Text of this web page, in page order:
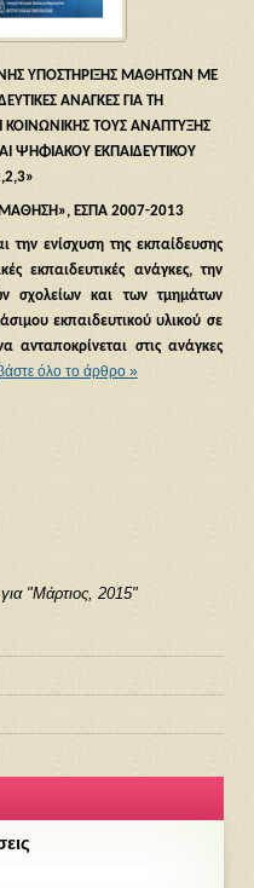
ΥΠΟΣΤΗΡΙΞΗΣ ΜΑΘΗΤΩΝ ΜΕ
ΑΝΑΓΚΕΣ ΓΙΑ ΤΗ
ΚΟΙΝΩΝΙΚΗΣ ΤΟΥΣ ΑΝΑΠΤΥΞΗΣ
ΨΗΦΙΑΚΟΥ ΕΚΠΑΙΔΕΥΤΙΚΟΥ
ΜΑΘΗΣΗ», ΕΣΠΑ 2007-2013
ενίσχυση της εκπαίδευσης
εκπαιδευτικές ανάγκες, την
σχολείων και των τμημάτων
εκπαιδευτικού υλικού σε
στις ανάγκες
όλο το άρθρο »
"Μάρτιος, 2015"